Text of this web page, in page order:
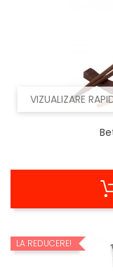
VIZUALIZARE
LA REDUCERE!